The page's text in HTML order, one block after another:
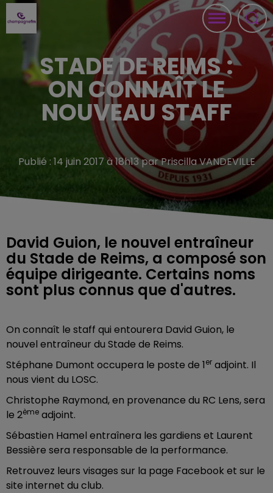
STADE DE REIMS :
ON CONNAÎT LE
NOUVEAU STAFF
Publié : 14 juin 2017 à 18h13 par Priscilla VANDEVILLE
David Guion, le nouvel entraîneur
du Stade de Reims, a composé son
équipe dirigeante. Certains noms
sont plus connus que d'autres.
On connaît le staff qui entourera David Guion, le
nouvel entraîneur du Stade de Reims.
Stéphane Dumont occupera le poste de 1er adjoint. Il
nous vient du LOSC.
Christophe Raymond, en provenance du RC Lens, sera
le 2ème adjoint.
Sébastien Hamel entraînera les gardiens et Laurent
Bessière sera responsable de la performance.
Retrouvez leurs visages sur la page Facebook et sur le
site internet du club.